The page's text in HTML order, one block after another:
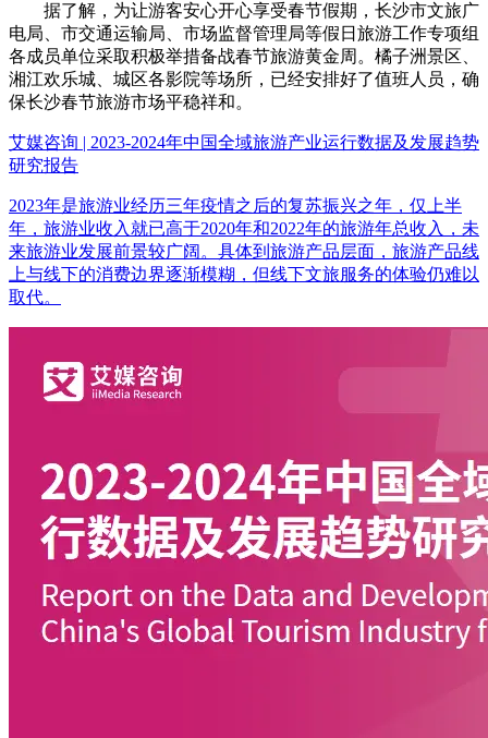
据了解，为让游客安心开心享受春节假期，长沙市文旅广
电局、市交通运输局、市场监督管理局等假日旅游工作专项组
各成员单位采取积极举措备战春节旅游黄金周。橘子洲景区、
湘江欢乐城、城区各影院等场所，已经安排好了值班人员，确
保长沙春节旅游市场平稳祥和。
艾媒咨询 | 2023-2024年中国全域旅游产业运行数据及发展趋势
研究报告
2023年是旅游业经历三年疫情之后的复苏振兴之年，仅上半
年，旅游业收入就已高于2020年和2022年的旅游年总收入，未
来旅游业发展前景较广阔。具体到旅游产品层面，旅游产品线
上与线下的消费边界逐渐模糊，但线下文旅服务的体验仍难以
取代。